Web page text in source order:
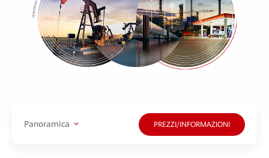
Panoramica PREZZI/INFORMAZIONI